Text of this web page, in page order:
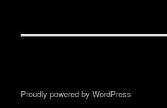
Proudly powered by WordPress